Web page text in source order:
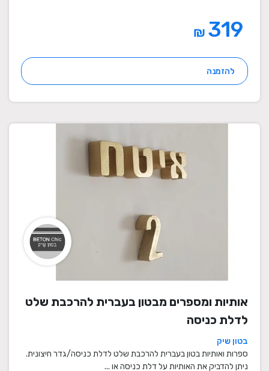
₪
להזמנה
אותיות ומספרים מבטון בעברית להרכבת שלט
לדלת כניסה
בטון שיק
ספרות ואותיות בטון בעברית להרכבת שלט לדלת כניסה/גדר חיצונית.
ניתן להדביק את האותיות על דלת כניסה או ...